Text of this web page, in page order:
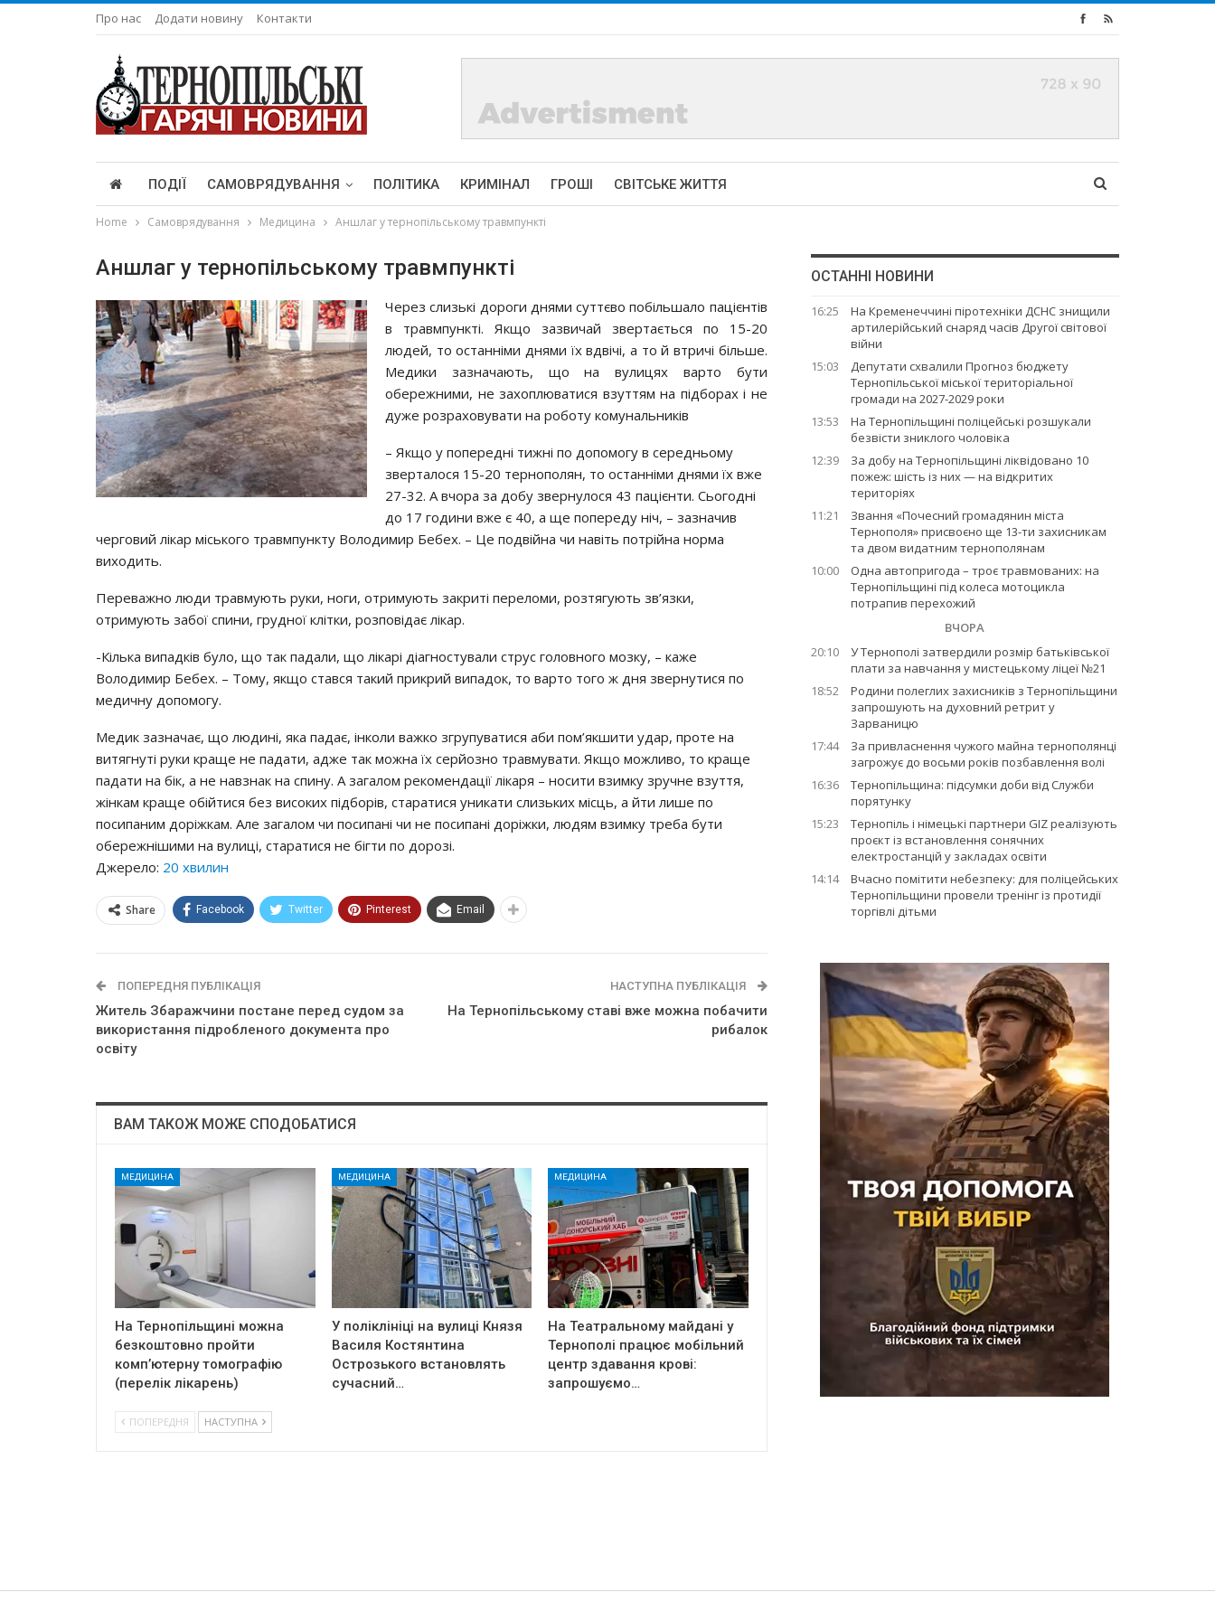
Про нас Додати новину Контакти
ПОДІЇ САМОВРЯДУВАННЯ ПОЛІТИКА КРИМІНАЛ ГРОШІ СВІТСЬКЕ ЖИТТЯ
Home Самоврядування Медицина Аншлаг у тернопільському травмпункті
Аншлаг у тернопільському травмпункті
Через слизькі дороги днями суттєво побільшало пацієнтів
в травмпункті. Якщо зазвичай звертається по 15-20
людей, то останніми днями їх вдвічі, а то й втричі більше.
Медики зазначають, що на вулицях варто бути
обережними, не захоплюватися взуттям на підборах і не
дуже розраховувати на роботу комунальників
– Якщо у попередні тижні по допомогу в середньому
зверталося 15-20 тернополян, то останніми днями їх вже
27-32. А вчора за добу звернулося 43 пацієнти. Сьогодні
до 17 години вже є 40, а ще попереду ніч, – зазначив
черговий лікар міського травмпункту Володимир Бебех. – Це подвійна чи навіть потрійна норма
виходить.
Переважно люди травмують руки, ноги, отримують закриті переломи, розтягують зв’язки,
отримують забої спини, грудної клітки, розповідає лікар.
-Кілька випадків було, що так падали, що лікарі діагностували струс головного мозку, – каже
Володимир Бебех. – Тому, якщо стався такий прикрий випадок, то варто того ж дня звернутися по
медичну допомогу.
Медик зазначає, що людині, яка падає, інколи важко згрупуватися аби пом’якшити удар, проте на
витягнуті руки краще не падати, адже так можна їх серйозно травмувати. Якщо можливо, то краще
падати на бік, а не навзнак на спину. А загалом рекомендації лікаря – носити взимку зручне взуття,
жінкам краще обійтися без високих підборів, старатися уникати слизьких місць, а йти лише по
посипаним доріжкам. Але загалом чи посипані чи не посипані доріжки, людям взимку треба бути
обережнішими на вулиці, старатися не бігти по дорозі.
Джерело: 20 хвилин
Share Facebook Twitter Pinterest Email
ПОПЕРЕДНЯ ПУБЛІКАЦІЯ
Житель Збаражчини постане перед судом за
використання підробленого документа про
освіту
НАСТУПНА ПУБЛІКАЦІЯ
На Тернопільському ставі вже можна побачити
рибалок
ВАМ ТАКОЖ МОЖЕ СПОДОБАТИСЯ
МЕДИЦИНА
На Тернопільщині можна
безкоштовно пройти
комп’ютерну томографію
(перелік лікарень)
МЕДИЦИНА
У поліклініці на вулиці Князя
Василя Костянтина
Острозького встановлять
сучасний…
МЕДИЦИНА
На Театральному майдані у
Тернополі працює мобільний
центр здавання крові:
запрошуємо…
ПОПЕРЕДНЯ НАСТУПНА
ОСТАННІ НОВИНИ
16:25
На Кременеччині піротехніки ДСНС знищили
артилерійський снаряд часів Другої світової
війни
15:03
Депутати схвалили Прогноз бюджету
Тернопільської міської територіальної
громади на 2027-2029 роки
13:53
На Тернопільщині поліцейські розшукали
безвісти зниклого чоловіка
12:39
За добу на Тернопільщині ліквідовано 10
пожеж: шість із них — на відкритих
територіях
11:21
Звання «Почесний громадянин міста
Тернополя» присвоєно ще 13-ти захисникам
та двом видатним тернополянам
10:00
Одна автопригода – троє травмованих: на
Тернопільщині під колеса мотоцикла
потрапив перехожий
ВЧОРА
20:10
У Тернополі затвердили розмір батьківської
плати за навчання у мистецькому ліцеї №21
18:52
Родини полеглих захисників з Тернопільщини
запрошують на духовний ретрит у
Зарваницю
17:44
За привласнення чужого майна тернополянці
загрожує до восьми років позбавлення волі
16:36
Тернопільщина: підсумки доби від Служби
порятунку
15:23
Тернопіль і німецькі партнери GIZ реалізують
проєкт із встановлення сонячних
електростанцій у закладах освіти
14:14
Вчасно помітити небезпеку: для поліцейських
Тернопільщини провели тренінг із протидії
торгівлі дітьми